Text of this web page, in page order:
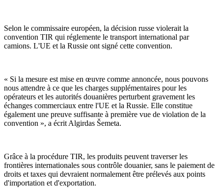
Selon le commissaire européen, la décision russe violerait la
convention TIR qui réglemente le transport international par
camions. L'UE et la Russie ont signé cette convention.
« Si la mesure est mise en œuvre comme annoncée, nous pouvons
nous attendre à ce que les charges supplémentaires pour les
opérateurs et les autorités douanières perturbent gravement les
échanges commerciaux entre l'UE et la Russie. Elle constitue
également une preuve suffisante à première vue de violation de la
convention », a écrit Algirdas Šemeta.
Grâce à la procédure TIR, les produits peuvent traverser les
frontières internationales sous contrôle douanier, sans le paiement de
droits et taxes qui devraient normalement être prélevés aux points
d'importation et d'exportation.